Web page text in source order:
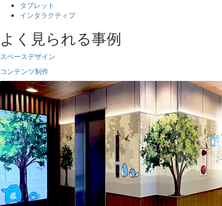
タブレット
インタラクティブ
よく見られる事例
スペースデザイン
コンテンツ制作